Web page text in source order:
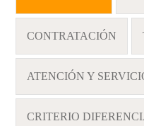
CONTRATACIÓN
ATENCIÓN Y
CRITERIO